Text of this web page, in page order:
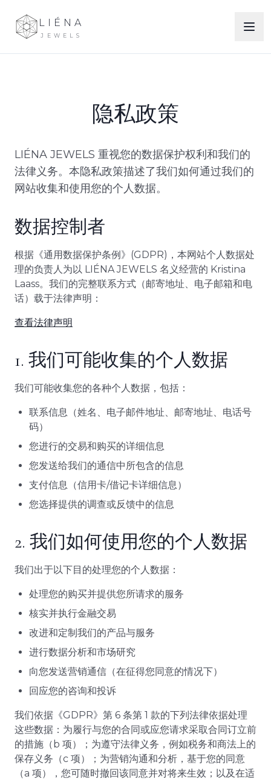
LIÉNA
JEWELS
隐私政策
LIÉNA JEWELS 重视您的数据保护权利和我们的
法律义务。本隐私政策描述了我们如何通过我们的
网站收集和使用您的个人数据。
数据控制者
根据《通用数据保护条例》(GDPR)，本网站个人数据处
理的负责人为以 LIÉNA JEWELS 名义经营的 Kristina
Laass。我们的完整联系方式（邮寄地址、电子邮箱和电
话）载于法律声明：
查看法律声明
1. 我们可能收集的个人数据
我们可能收集您的各种个人数据，包括：
联系信息（姓名、电子邮件地址、邮寄地址、电话号
码）
您进行的交易和购买的详细信息
您发送给我们的通信中所包含的信息
支付信息（信用卡/借记卡详细信息）
您选择提供的调查或反馈中的信息
2. 我们如何使用您的个人数据
我们出于以下目的处理您的个人数据：
处理您的购买并提供您所请求的服务
核实并执行金融交易
改进和定制我们的产品与服务
进行数据分析和市场研究
向您发送营销通信（在征得您同意的情况下）
回应您的咨询和投诉
我们依据《GDPR》第 6 条第 1 款的下列法律依据处理
这些数据：为履行与您的合同或应您请求采取合同订立前
的措施（b 项）；为遵守法律义务，例如税务和商法上的
保存义务（c 项）；为营销沟通和分析，基于您的同意
（a 项），您可随时撤回该同意并对将来生效；以及在适